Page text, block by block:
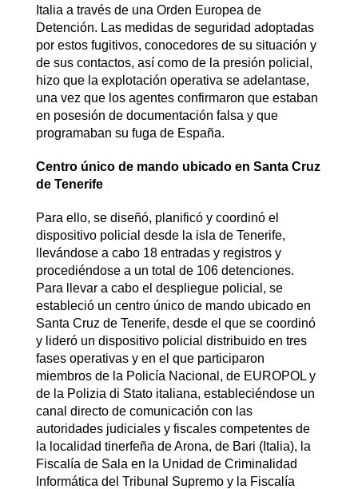
Italia a través de una Orden Europea de
Detención. Las medidas de seguridad adoptadas
por estos fugitivos, conocedores de su situación y
de sus contactos, así como de la presión policial,
hizo que la explotación operativa se adelantase,
una vez que los agentes confirmaron que estaban
en posesión de documentación falsa y que
programaban su fuga de España.
Centro único de mando ubicado en Santa Cruz
de Tenerife
Para ello, se diseñó, planificó y coordinó el
dispositivo policial desde la isla de Tenerife,
llevándose a cabo 18 entradas y registros y
procediéndose a un total de 106 detenciones.
Para llevar a cabo el despliegue policial, se
estableció un centro único de mando ubicado en
Santa Cruz de Tenerife, desde el que se coordinó
y lideró un dispositivo policial distribuido en tres
fases operativas y en el que participaron
miembros de la Policía Nacional, de EUROPOL y
de la Polizia di Stato italiana, estableciéndose un
canal directo de comunicación con las
autoridades judiciales y fiscales competentes de
la localidad tinerfeña de Arona, de Bari (Italia), la
Fiscalía de Sala en la Unidad de Criminalidad
Informática del Tribunal Supremo y la Fiscalía